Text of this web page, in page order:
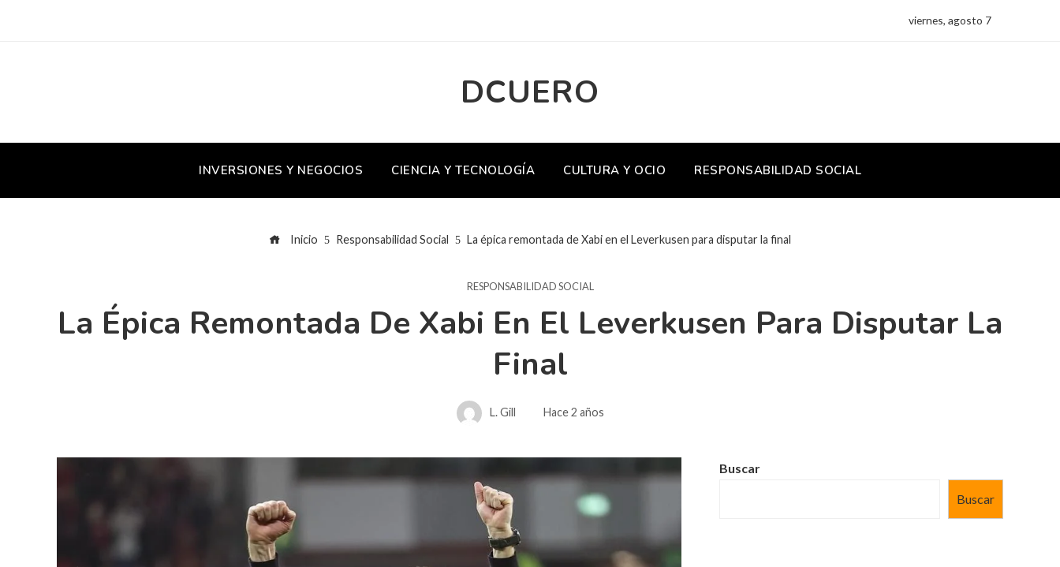
viernes, agosto 7
DCUERO
INVERSIONES Y NEGOCIOS CIENCIA Y TECNOLOGÍA CULTURA Y OCIO RESPONSABILIDAD SOCIAL
Inicio Responsabilidad Social La épica remontada de Xabi en el Leverkusen para disputar la final
RESPONSABILIDAD SOCIAL
La Épica Remontada De Xabi En El Leverkusen Para Disputar La
Final
L. Gill Hace 2 años
Buscar
Buscar